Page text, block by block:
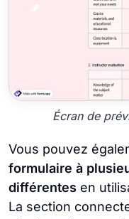
Écran de
Vous pouvez
formulaire à
différentes en
La section